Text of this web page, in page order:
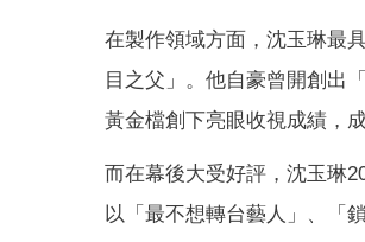
在製作領域方面，沈玉琳最
目之父」。他自豪曾開創出
黃金檔創下亮眼收視成績，
而在幕後大受好評，沈玉琳
以「最不想轉台藝人」、「